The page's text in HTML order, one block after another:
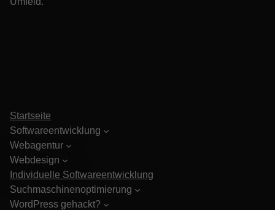
Startseite
Softwareentwicklung
Webagentur
Webdesign
Individuelle Softwareentwicklung
Suchmaschinenoptimierung
WordPress gehackt?